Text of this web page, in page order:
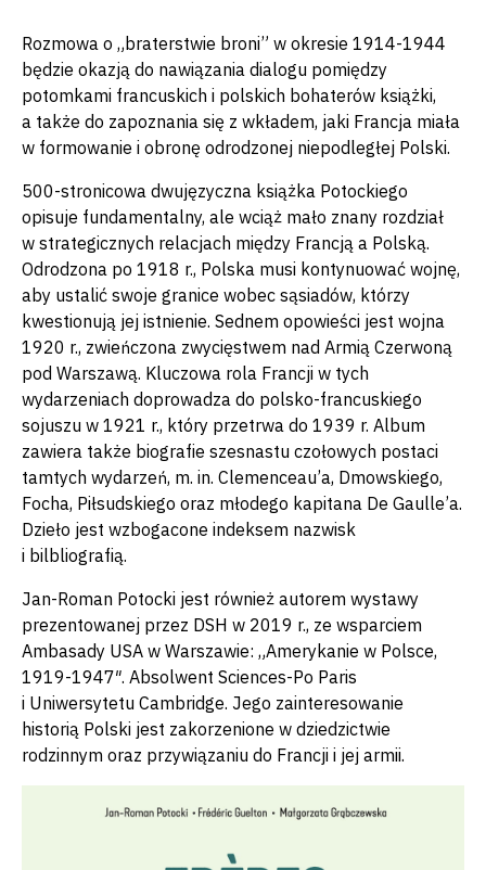
Rozmowa o „braterstwie broni” w okresie 1914-1944
będzie okazją do nawiązania dialogu pomiędzy
potomkami francuskich i polskich bohaterów książki,
a także do zapoznania się z wkładem, jaki Francja miała
w formowanie i obronę odrodzonej niepodległej Polski.
500-stronicowa dwujęzyczna książka Potockiego
opisuje fundamentalny, ale wciąż mało znany rozdział
w strategicznych relacjach między Francją a Polską.
Odrodzona po 1918 r., Polska musi kontynuować wojnę,
aby ustalić swoje granice wobec sąsiadów, którzy
kwestionują jej istnienie. Sednem opowieści jest wojna
1920 r., zwieńczona zwycięstwem nad Armią Czerwoną
pod Warszawą. Kluczowa rola Francji w tych
wydarzeniach doprowadza do polsko-francuskiego
sojuszu w 1921 r., który przetrwa do 1939 r. Album
zawiera także biografie szesnastu czołowych postaci
tamtych wydarzeń, m. in. Clemenceau’a, Dmowskiego,
Focha, Piłsudskiego oraz młodego kapitana De Gaulle’a.
Dzieło jest wzbogacone indeksem nazwisk
i bilbliografią.
Jan-Roman Potocki jest również autorem wystawy
prezentowanej przez DSH w 2019 r., ze wsparciem
Ambasady USA w Warszawie: „Amerykanie w Polsce,
1919-1947″. Absolwent Sciences-Po Paris
i Uniwersytetu Cambridge. Jego zainteresowanie
historią Polski jest zakorzenione w dziedzictwie
rodzinnym oraz przywiązaniu do Francji i jej armii.